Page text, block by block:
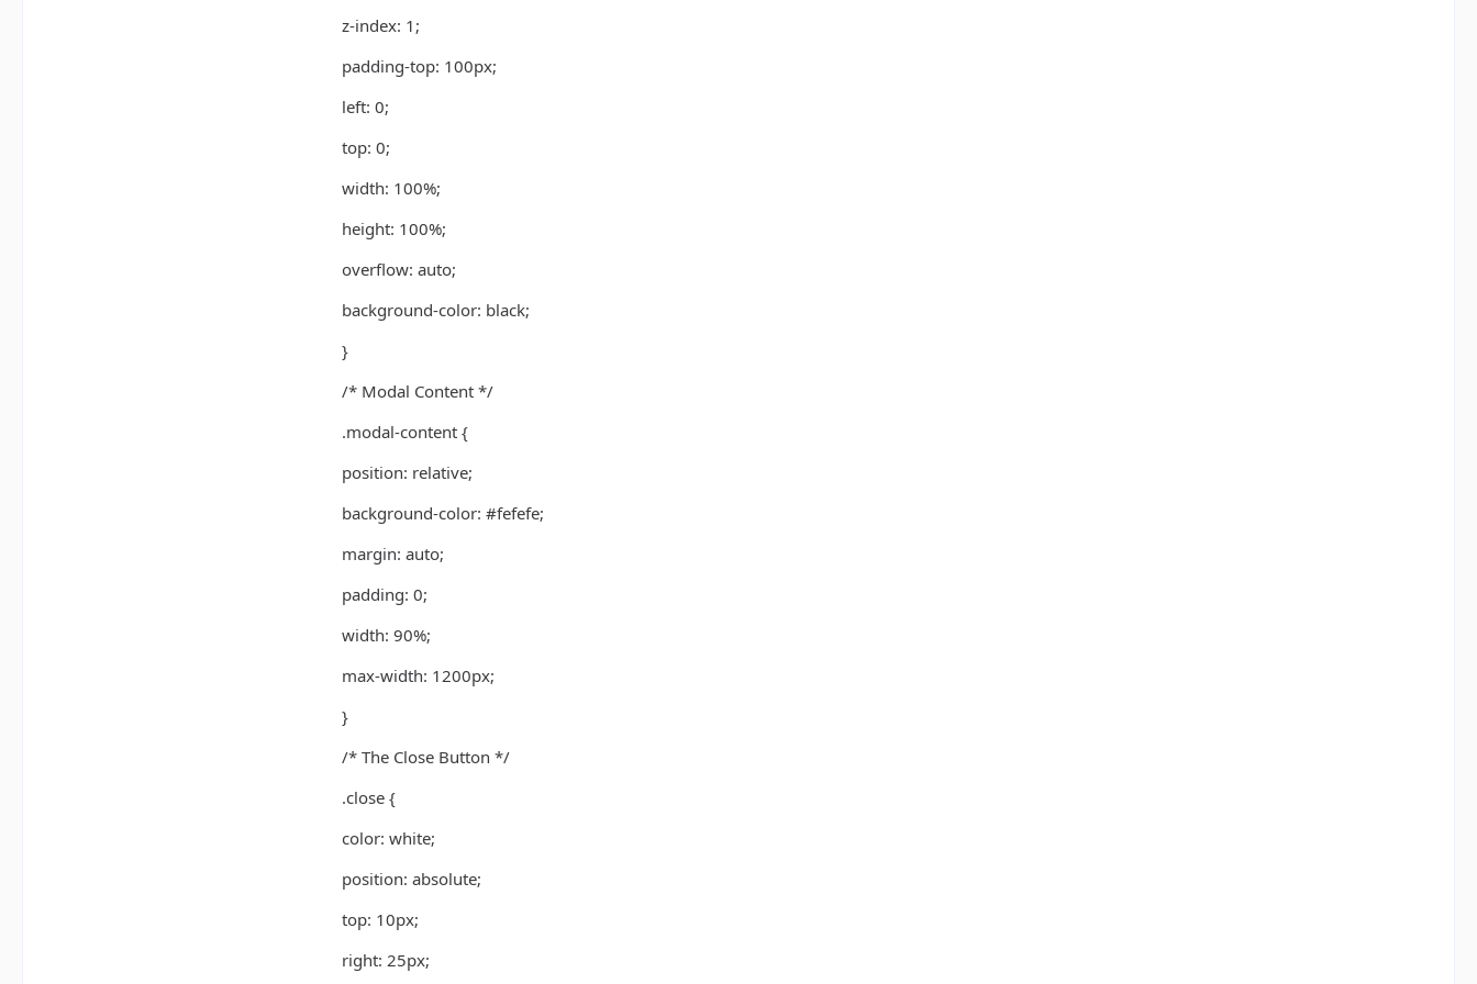
z-index: 1;
padding-top: 100px;
left: 0;
top: 0;
width: 100%;
height: 100%;
overflow: auto;
background-color: black;
}
/* Modal Content */
.modal-content {
position: relative;
background-color: #fefefe;
margin: auto;
padding: 0;
width: 90%;
max-width: 1200px;
}
/* The Close Button */
.close {
color: white;
position: absolute;
top: 10px;
right: 25px;